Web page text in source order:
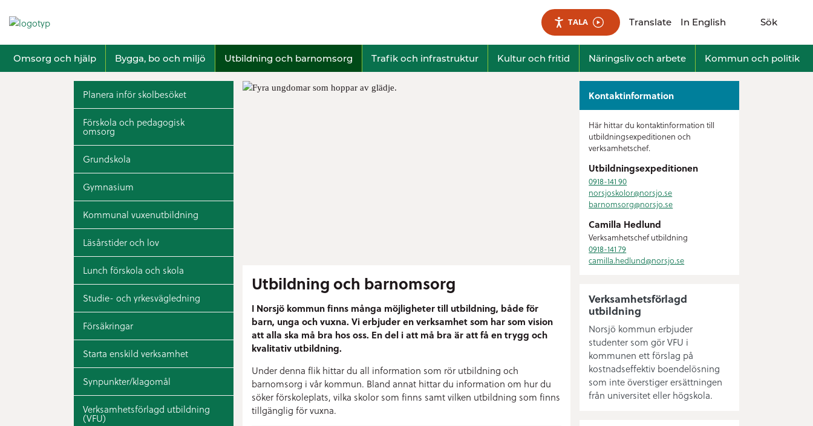
TALA Translate In English Sök
Visa sökfält
Omsorg och hjälp Bygga, bo och miljö Utbildning och barnomsorg Trafik och infrastruktur Kultur och fritid Näringsliv och arbete Kommun och politik
Planera inför skolbesöket
Förskola och pedagogisk
omsorg
Grundskola
Gymnasium
Kommunal vuxenutbildning
Läsårstider och lov
Lunch förskola och skola
Studie- och yrkesvägledning
Försäkringar
Starta enskild verksamhet
Synpunkter/klagomål
Verksamhetsförlagd utbildning
(VFU)
Utbildning och barnomsorg
I Norsjö kommun finns många möjligheter till utbildning, både för
barn, unga och vuxna. Vi erbjuder en verksamhet som har som vision
att alla ska må bra hos oss. En del i att må bra är att få en trygg och
kvalitativ utbildning.
Under denna flik hittar du all information som rör utbildning och
barnomsorg i vår kommun. Bland annat hittar du information om hur du
söker förskoleplats, vilka skolor som finns samt vilken utbildning som finns
tillgänglig för vuxna.
Kontaktinformation
Här hittar du kontaktinformation till
utbildningsexpeditionen och
verksamhetschef.
Utbildningsexpeditionen
0918-141 90
norsjoskolor@norsjo.se
barnomsorg@norsjo.se
Camilla Hedlund
Verksamhetschef utbildning
0918-141 79
camilla.hedlund@norsjo.se
Verksamhetsförlagd
utbildning
Norsjö kommun erbjuder
studenter som gör VFU i
kommunen ett förslag på
kostnadseffektiv boendelösning
som inte överstiger ersättningen
från universitet eller högskola.